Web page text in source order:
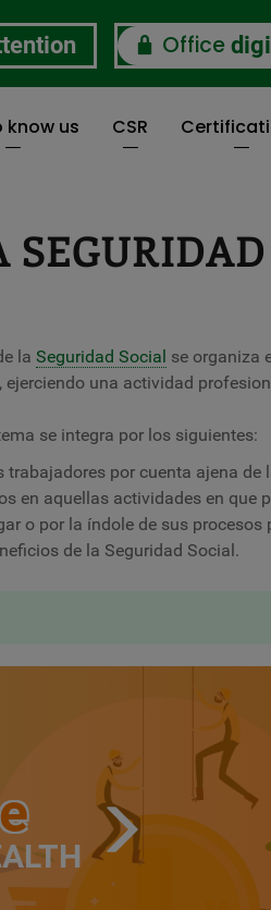
Office
know us CSR
la Seguridad Social se organiza
una actividad
se integra por los siguientes:
trabajadores por cuenta ajena
en aquellas actividades en que
o por la índole de sus procesos
de la Seguridad Social.